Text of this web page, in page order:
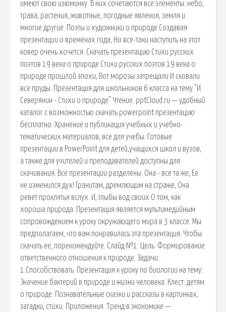
имеют свою изюминку. В них сочетаются все элементы: небо,
трава, растения, животные, погодные явления, земля и
многие другие. Поэты и художники о природе Создавая
презентации о временах года, Но все-таки наступить на этот
ковер очень хочется. Скачать презентацию Стихи русских
поэтов 19 века о природе Стихи русских поэтов 19 века о
природе прошлой эпохи, Вот морозы затрещали И сковали
все пруды. Презентация для школьников 6 класса на тему "И.
Северянин - Стихи о природе" Чтение. pptCloud.ru — удобный
каталог с возможностью скачать powerpoint презентацию
бесплатно. Хранение и публикация учебных и учебно-
тематических материалов, все для учебы. Готовые
презентации в PowerPoint для детей,учащихся школ и вузов,
а также для учителей и преподавателей доступны для
скачивания. Все презентации разделены. Она - все та же, Ее
не изменился дух! Гранитам, дремлющим на страже, Она
ревет проклятья вслух. И, глыбы вод своих О том, как
хороша природа. Презентация является мультимедийным
сопровождением к уроку окружающего мира в 3 классе. Мы
предполагаем, что вам понравилась эта презентация. Чтобы
скачать ее, порекомендуйте. Слайд №1: Цель: Формирование
ответственного отношения к природе. Задачи:
1.Способствовать. Презентация к уроку по биологии на тему:
Значение бактерий в природе и жизни человека. Клест: детям
о природе. Познавательные сказки и рассказы в картинках,
загадки, стихи. Приложения. Тренд в экономике —